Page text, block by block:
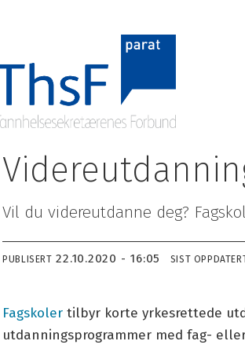
Om ThsF
Styrer og utvalg
Sentralstyret
Valgkomité
Etiske retningslinjer
Medlemsblad
Bli
Vil du videreutdanne deg?
PUBLISERT 22.10.2020 - 16:05 SIST
Fagskoler tilbyr korte yrkesrettede
utdanningsprogrammer med fag-